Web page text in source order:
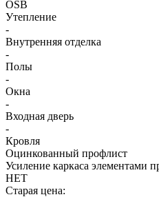
OSB
Утепление
-
Внутренняя отделка
-
Полы
-
Окна
-
Входная дверь
-
Кровля
Оцинкованный профлист
Усиление каркаса элементами
НЕТ
Старая цена: